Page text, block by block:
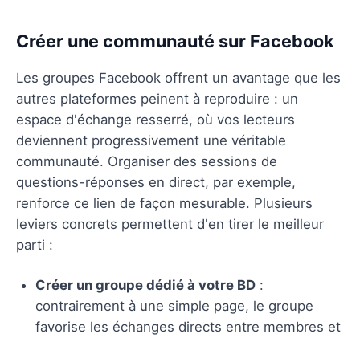
Créer une communauté sur Facebook
Les groupes Facebook offrent un avantage que les
autres plateformes peinent à reproduire : un
espace d'échange resserré, où vos lecteurs
deviennent progressivement une véritable
communauté. Organiser des sessions de
questions-réponses en direct, par exemple,
renforce ce lien de façon mesurable. Plusieurs
leviers concrets permettent d'en tirer le meilleur
parti :
Créer un groupe dédié à votre BD :
contrairement à une simple page, le groupe
favorise les échanges directs entre membres et